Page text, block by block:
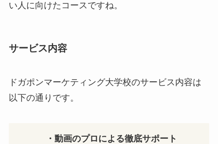
い人に向けたコースですね。
サービス内容
ドガポンマーケティング大学校のサービス内容は
以下の通りです。
・動画のプロによる徹底サポート